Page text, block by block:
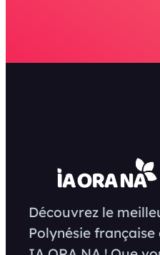
Découvrez le
Polynésie française